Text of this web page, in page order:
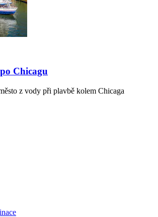
Chicagu
z vody při plavbě kolem Chicaga